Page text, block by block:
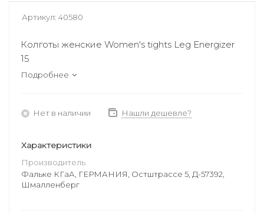
Артикул: 40580
Колготы женские Women's tights Leg Energizer
15
Подробнее
Нет в наличии Нашли дешевле?
Характеристики
Производитель
Фальке КГаА, ГЕРМАНИЯ, Остштрассе 5, Д-57392,
Шмалленберг